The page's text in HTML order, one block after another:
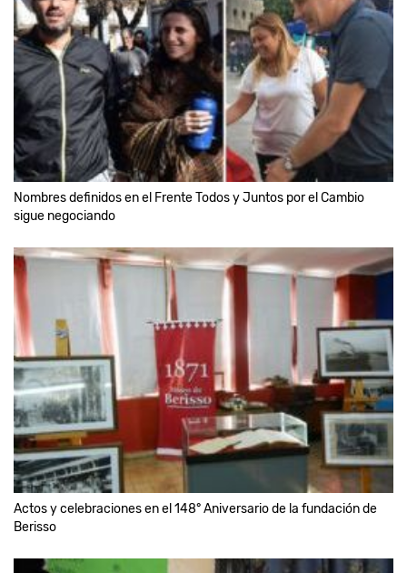
Nombres definidos en el Frente Todos y Juntos por el Cambio
sigue negociando
Actos y celebraciones en el 148° Aniversario de la fundación de
Berisso